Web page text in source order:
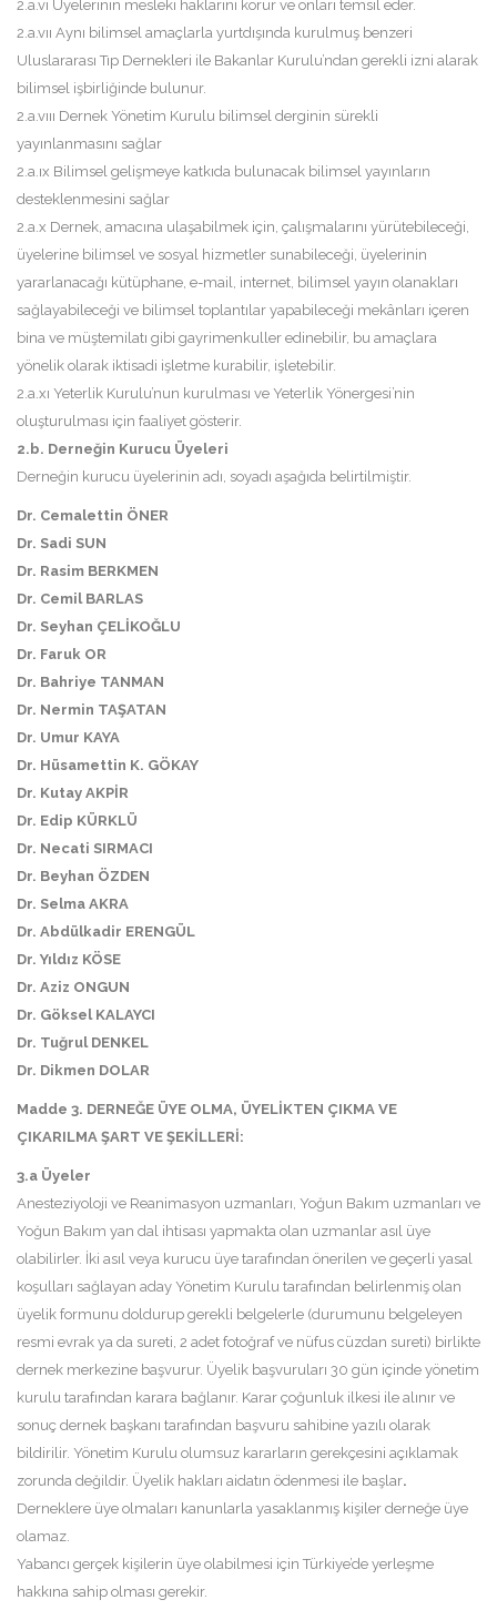
2.a.vı Üyelerinin mesleki haklarını korur ve onları temsil eder.
2.a.vıı Aynı bilimsel amaçlarla yurtdışında kurulmuş benzeri
Uluslararası Tıp Dernekleri ile Bakanlar Kurulu’ndan gerekli izni alarak
bilimsel işbirliğinde bulunur.
2.a.vııı Dernek Yönetim Kurulu bilimsel derginin sürekli
yayınlanmasını sağlar
2.a.ıx Bilimsel gelişmeye katkıda bulunacak bilimsel yayınların
desteklenmesini sağlar
2.a.x Dernek, amacına ulaşabilmek için, çalışmalarını yürütebileceği,
üyelerine bilimsel ve sosyal hizmetler sunabileceği, üyelerinin
yararlanacağı kütüphane, e-mail, internet, bilimsel yayın olanakları
sağlayabileceği ve bilimsel toplantılar yapabileceği mekânları içeren
bina ve müştemilatı gibi gayrimenkuller edinebilir, bu amaçlara
yönelik olarak iktisadi işletme kurabilir, işletebilir.
2.a.xı Yeterlik Kurulu’nun kurulması ve Yeterlik Yönergesi’nin
oluşturulması için faaliyet gösterir.
2.b. Derneğin Kurucu Üyeleri
Derneğin kurucu üyelerinin adı, soyadı aşağıda belirtilmiştir.
Dr. Cemalettin ÖNER
Dr. Sadi SUN
Dr. Rasim BERKMEN
Dr. Cemil BARLAS
Dr. Seyhan ÇELİKOĞLU
Dr. Faruk OR
Dr. Bahriye TANMAN
Dr. Nermin TAŞATAN
Dr. Umur KAYA
Dr. Hüsamettin K. GÖKAY
Dr. Kutay AKPİR
Dr. Edip KÜRKLÜ
Dr. Necati SIRMACI
Dr. Beyhan ÖZDEN
Dr. Selma AKRA
Dr. Abdülkadir ERENGÜL
Dr. Yıldız KÖSE
Dr. Aziz ONGUN
Dr. Göksel KALAYCI
Dr. Tuğrul DENKEL
Dr. Dikmen DOLAR
Madde 3. DERNEĞE ÜYE OLMA, ÜYELİKTEN ÇIKMA VE
ÇIKARILMA ŞART VE ŞEKİLLERİ:
3.a Üyeler
Anesteziyoloji ve Reanimasyon uzmanları, Yoğun Bakım uzmanları ve
Yoğun Bakım yan dal ihtisası yapmakta olan uzmanlar asıl üye
olabilirler. İki asıl veya kurucu üye tarafından önerilen ve geçerli yasal
koşulları sağlayan aday Yönetim Kurulu tarafından belirlenmiş olan
üyelik formunu doldurup gerekli belgelerle (durumunu belgeleyen
resmi evrak ya da sureti, 2 adet fotoğraf ve nüfus cüzdan sureti) birlikte
dernek merkezine başvurur. Üyelik başvuruları 30 gün içinde yönetim
kurulu tarafından karara bağlanır. Karar çoğunluk ilkesi ile alınır ve
sonuç dernek başkanı tarafından başvuru sahibine yazılı olarak
bildirilir. Yönetim Kurulu olumsuz kararların gerekçesini açıklamak
zorunda değildir. Üyelik hakları aidatın ödenmesi ile başlar.
Derneklere üye olmaları kanunlarla yasaklanmış kişiler derneğe üye
olamaz.
Yabancı gerçek kişilerin üye olabilmesi için Türkiye’de yerleşme
hakkına sahip olması gerekir.